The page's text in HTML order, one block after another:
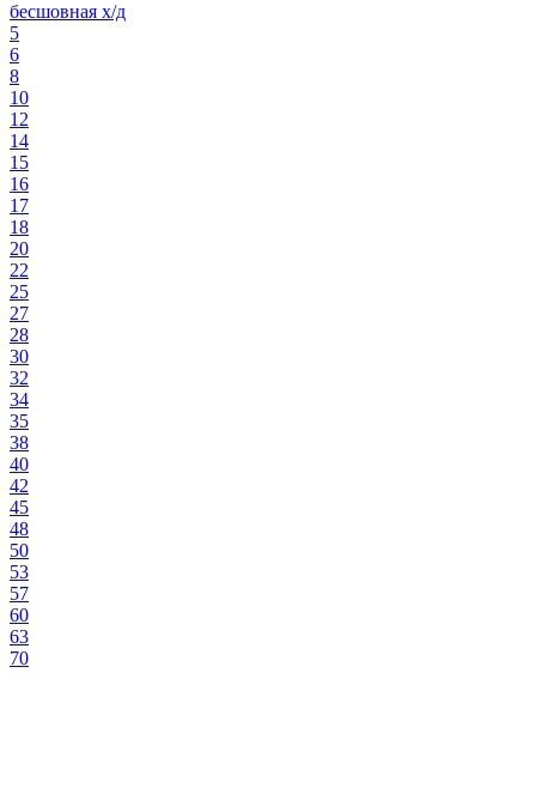
бесшовная х/д
5
6
8
10
12
14
15
16
17
18
20
22
25
27
28
30
32
34
35
38
40
42
45
48
50
53
57
60
63
70